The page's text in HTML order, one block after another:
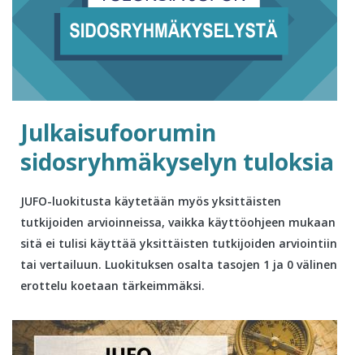
Julkaisufoorumin
sidosryhmäkyselyn tuloksia
JUFO-luokitusta käytetään myös yksittäisten
tutkijoiden arvioinneissa, vaikka käyttöohjeen mukaan
sitä ei tulisi käyttää yksittäisten tutkijoiden arviointiin
tai vertailuun. Luokituksen osalta tasojen 1 ja 0 välinen
erottelu koetaan tärkeimmäksi.